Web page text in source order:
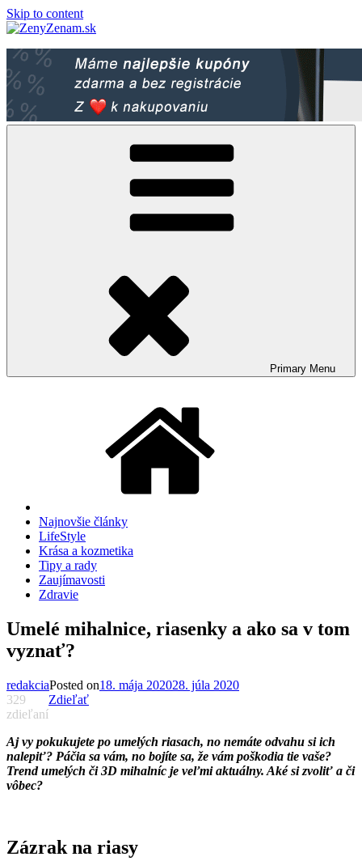
Skip to content
ZenyZenam.sk
Ženský LifeStyle magazín
Primary Menu
Najnovšie články
LifeStyle
Krása a kozmetika
Tipy a rady
Zaujímavosti
Zdravie
Umelé mihalnice, riasenky a ako sa v tom
vyznať?
redakciaPosted on18. mája 202028. júla 2020
329
zdieľaní
Zdieľať
Aj vy pokukujete po umelých riasach, no nemáte odvahu si ich
nalepiť? Páčia sa vám, no bojíte sa, že vám poškodia tie vaše?
Trend umelých či 3D mihalníc je veľmi aktuálny. Aké si zvoliť a či
vôbec?
Zázrak na riasy